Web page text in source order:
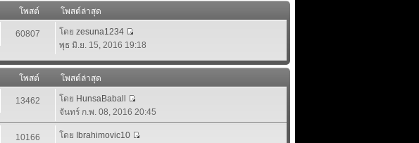
โพสต์
โพสต์ล่าสุด
60807 โดย zesuna1234
พุธ มิ.ย. 15, 2016 19:18
โพสต์
โพสต์ล่าสุด
13462 โดย HunsaBaball
จันทร์ ก.พ. 08, 2016 20:45
10166 โดย Ibrahimovic10